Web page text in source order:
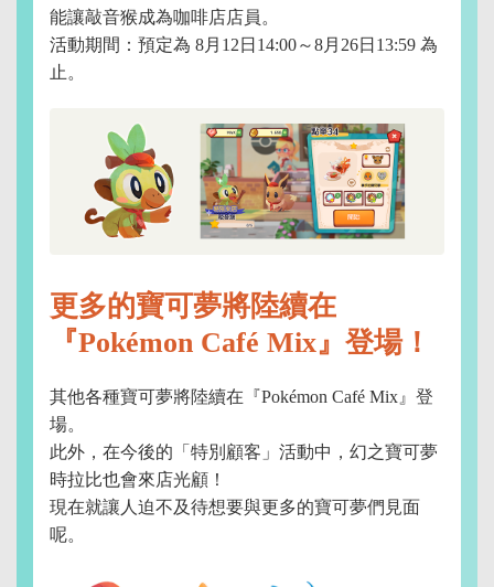
能讓敲音猴成為咖啡店店員。
活動期間：預定為 8月12日14:00～8月26日13:59 為
止。
更多的寶可夢將陸續在
『Pokémon Café Mix』登場！
其他各種寶可夢將陸續在『Pokémon Café Mix』登
場。
此外，在今後的「特別顧客」活動中，幻之寶可夢
時拉比也會來店光顧！
現在就讓人迫不及待想要與更多的寶可夢們見面
呢。